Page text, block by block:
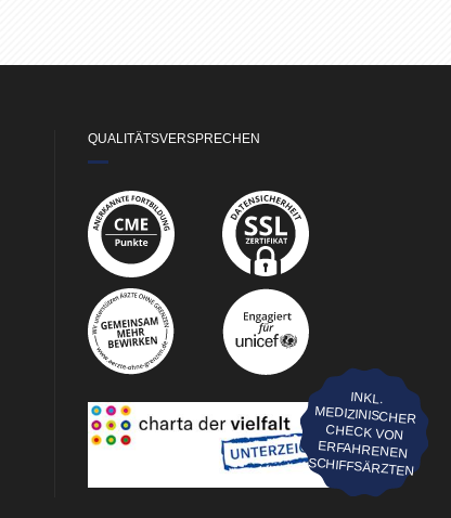
INKL.
MEDIZINISCHER
CHECK VON
ERFAHRENEN
SCHIFFSÄRZTEN
QUALITÄTSVERSPRECHEN